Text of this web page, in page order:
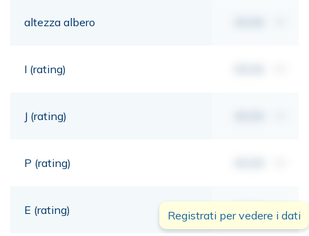
altezza albero
I (rating)
J (rating)
P (rating)
E (rating) 00,00 mt
Registrati per vedere i dati